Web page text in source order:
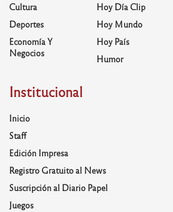
Cultura
Deportes
Economía Y
Negocios
Hoy Día Clip
Hoy Mundo
Hoy País
Humor
Institucional
Inicio
Staff
Edición Impresa
Registro Gratuito al News
Suscripción al Diario Papel
Juegos